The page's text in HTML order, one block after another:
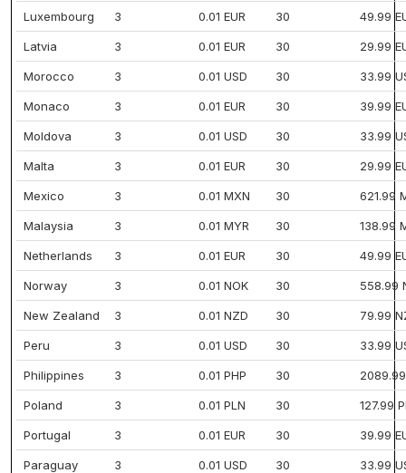
Luxembourg 3 0.01 EUR 30 49.99
Latvia 3 0.01 EUR 30 29.99
Morocco 3 0.01 USD 30 33.99
Monaco 3 0.01 EUR 30 39.99
Moldova 3 0.01 USD 30 33.99
Malta 3 0.01 EUR 30 29.99
Mexico 3 0.01 MXN 30 621.99
Malaysia 3 0.01 MYR 30 138.99
Netherlands 3 0.01 EUR 30 49.99
Norway 3 0.01 NOK 30 558.99
New Zealand 3 0.01 NZD 30 79.99
Peru 3 0.01 USD 30 33.99
Philippines 3 0.01 PHP 30
Poland 3 0.01 PLN 30 127.99
Portugal 3 0.01 EUR 30 39.99
Paraguay 3 0.01 USD 30 33.99